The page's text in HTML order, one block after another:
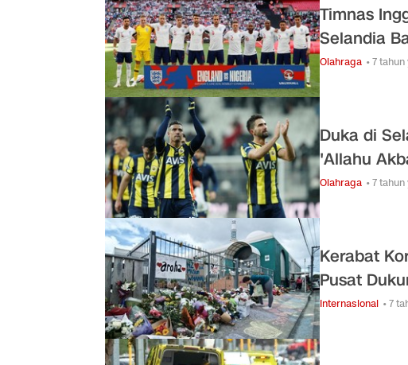
Timnas
Selandia
Olahraga • 7
Duka di
'Allahu
Olahraga • 7
Kerabat
Pusat
Internasional • 7